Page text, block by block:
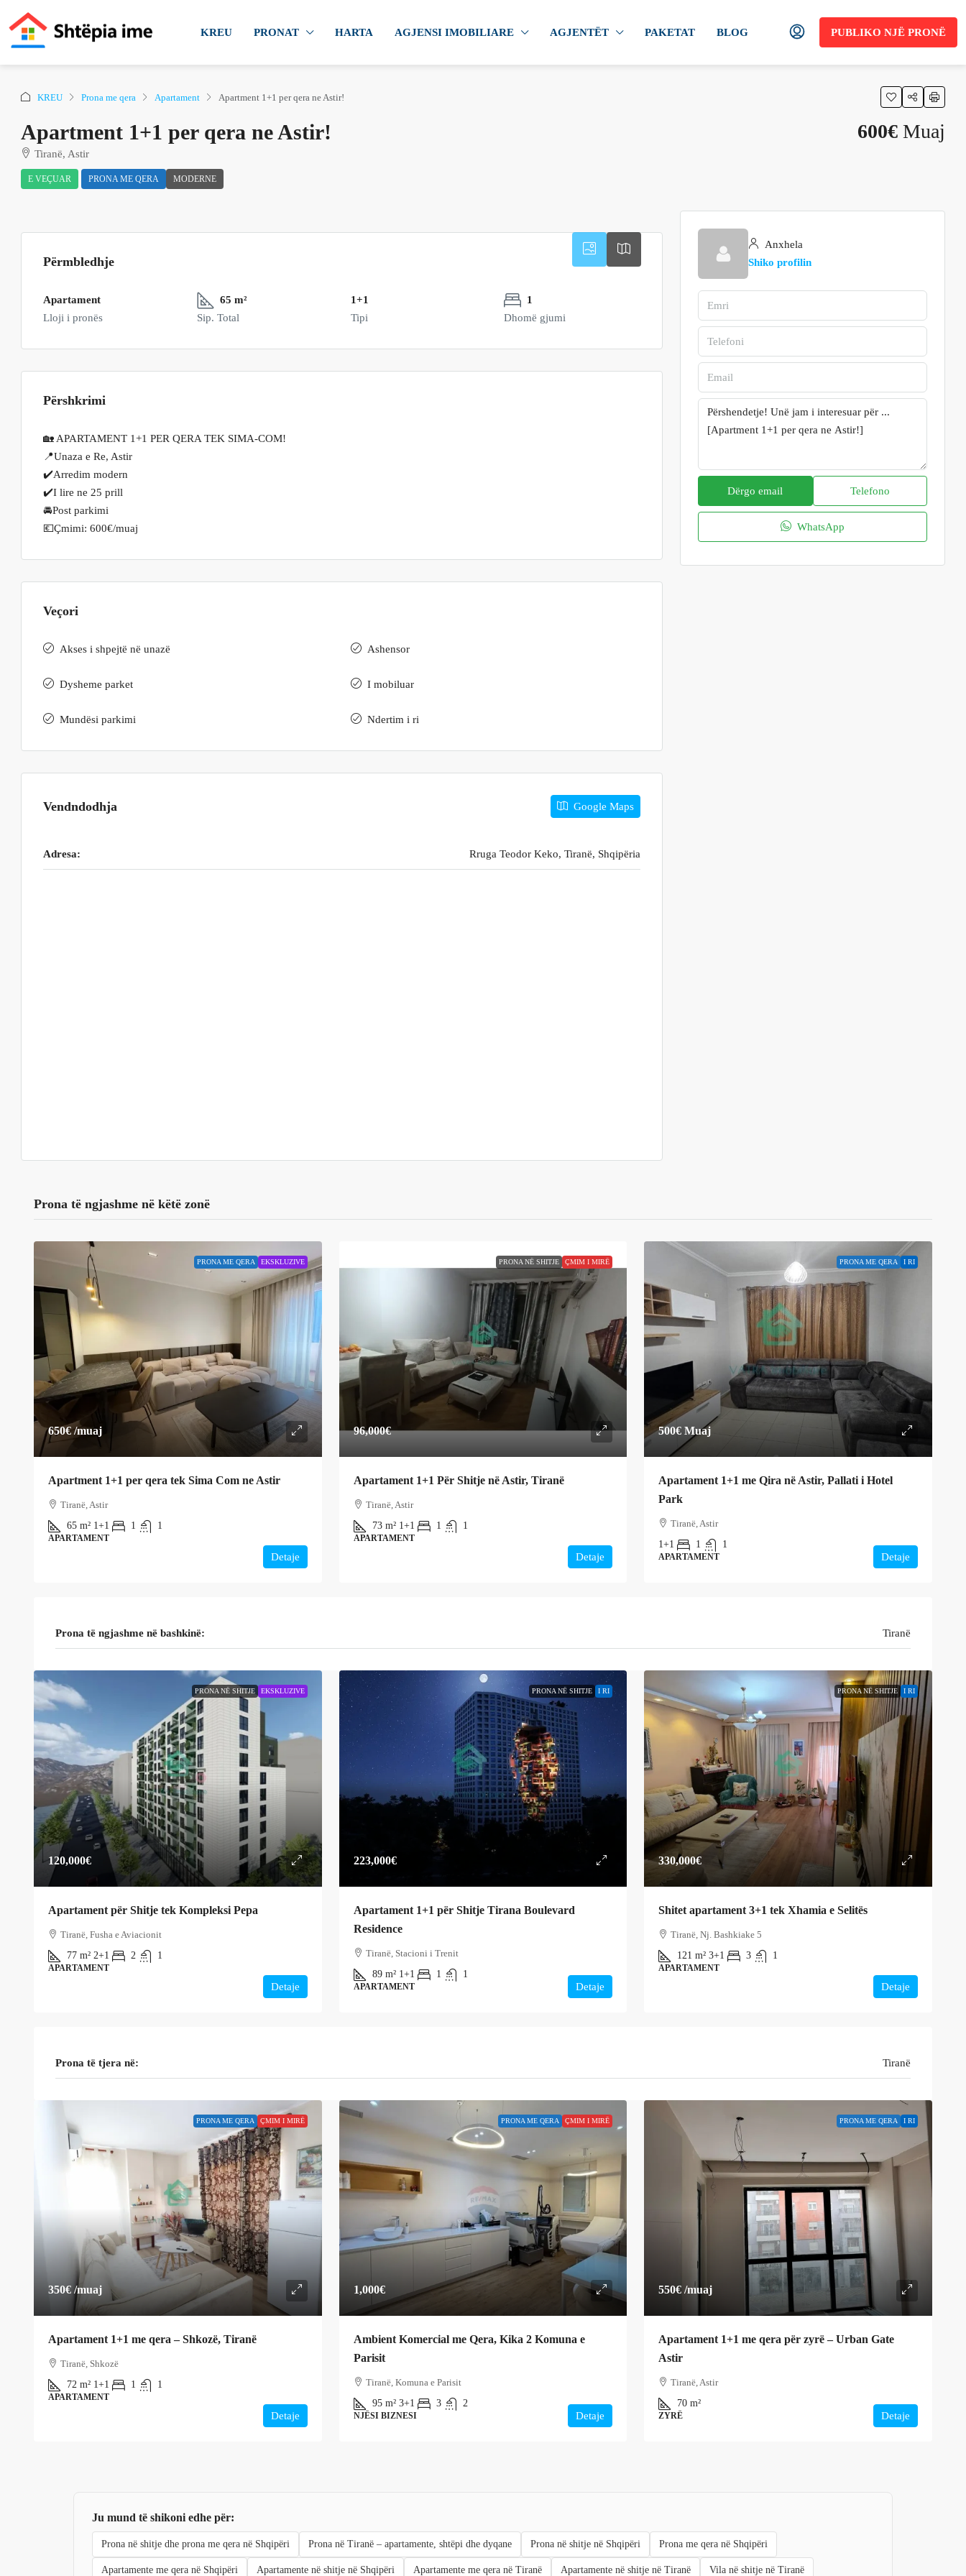
KREU PRONAT HARTA AGJENSI IMOBILIARE AGJENTËT PAKETAT BLOG PUBLIKO NJË PRONË
KREU Prona me qera Apartament Apartment 1+1 per qera ne Astir!
Apartment 1+1 per qera ne Astir!
Tiranë, Astir
E VEÇUAR PRONA ME QERA MODERNE
600€ Muaj
Përmbledhje
Apartament
Lloji i pronës
65 m²
Sip. Total
1+1
Tipi
1
Dhomë gjumi
Përshkrimi
🏡 APARTAMENT 1+1 PER QERA TEK SIMA-COM!
📍Unaza e Re, Astir
✔️Arredim modern
✔️I lire ne 25 prill
🚘Post parkimi
💶Çmimi: 600€/muaj
Veçori
Akses i shpejtë në unazë Ashensor
Dysheme parket I mobiluar
Mundësi parkimi Ndertim i ri
Vendndodhja Google Maps
Adresa: Rruga Teodor Keko, Tiranë, Shqipëria
Anxhela
Shiko profilin
Dërgo email Telefono
WhatsApp
Prona të ngjashme në këtë zonë
PRONA ME QERA EKSKLUZIVE
650€/muaj
Apartment 1+1 per qera tek Sima Com ne Astir
Tiranë, Astir
65 m² 1+1 1 1
APARTAMENT
Detaje
PRONA NË SHITJE ÇMIM I MIRË
96,000€
Apartament 1+1 Për Shitje në Astir, Tiranë
Tiranë, Astir
73 m² 1+1 1 1
APARTAMENT
Detaje
PRONA ME QERA I RI
500€ Muaj
Apartament 1+1 me Qira në Astir, Pallati i Hotel
Park
Tiranë, Astir
1+1
1 1
APARTAMENT Detaje
Prona të ngjashme në bashkinë: Tiranë
PRONA NË SHITJE EKSKLUZIVE
120,000€
Apartament për Shitje tek Kompleksi Pepa
Tiranë, Fusha e Aviacionit
77 m² 2+1 2 1
APARTAMENT
Detaje
PRONA NË SHITJE I RI
223,000€
Apartament 1+1 për Shitje Tirana Boulevard
Residence
Tiranë, Stacioni i Trenit
89 m² 1+1 1 1
APARTAMENT Detaje
PRONA NË SHITJE I RI
330,000€
Shitet apartament 3+1 tek Xhamia e Selitës
Tiranë, Nj. Bashkiake 5
121 m² 3+1 3 1
APARTAMENT
Detaje
Prona të tjera në: Tiranë
PRONA ME QERA ÇMIM I MIRË
350€ /muaj
Apartament 1+1 me qera – Shkozë, Tiranë
Tiranë, Shkozë
72 m² 1+1 1 1
APARTAMENT
Detaje
PRONA ME QERA ÇMIM I MIRË
1,000€
Ambient Komercial me Qera, Kika 2 Komuna e
Parisit
Tiranë, Komuna e Parisit
95 m² 3+1 3 2
NJËSI BIZNESI Detaje
PRONA ME QERA I RI
550€ /muaj
Apartament 1+1 me qera për zyrë – Urban Gate
Astir
Tiranë, Astir
70 m²
ZYRË Detaje
Ju mund të shikoni edhe për:
Prona në shitje dhe prona me qera në Shqipëri Prona në Tiranë – apartamente, shtëpi dhe dyqane Prona në shitje në Shqipëri Prona me qera në Shqipëri
Apartamente me qera në Shqipëri Apartamente në shitje në Shqipëri Apartamente me qera në Tiranë Apartamente në shitje në Tiranë Vila në shitje në Tiranë